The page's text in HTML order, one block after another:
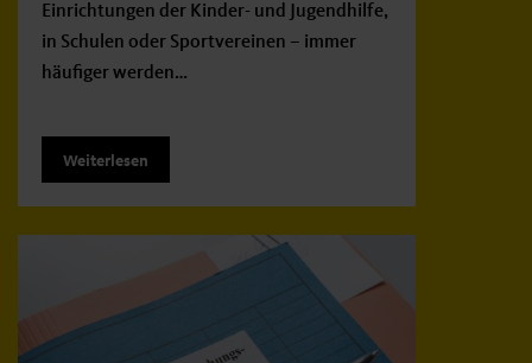
Einrichtungen der Kinder- und Jugendhilfe,
in Schulen oder Sportvereinen – immer
häufiger werden…
Weiterlesen